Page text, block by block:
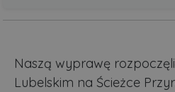
Naszą wyprawę
Lubelskim na Ścieżce